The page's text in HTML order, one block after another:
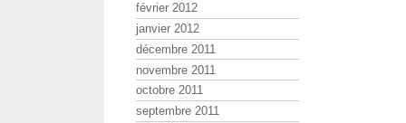
février 2012
janvier 2012
décembre 2011
novembre 2011
octobre 2011
septembre 2011